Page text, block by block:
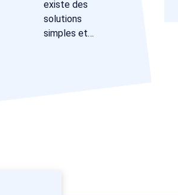
existe des
solutions
simples et…